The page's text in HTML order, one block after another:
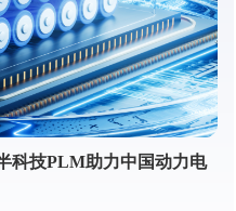
科技PLM助力中国动力电